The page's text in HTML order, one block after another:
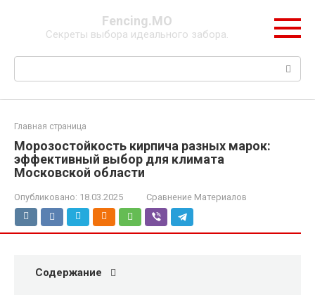
Fencing.МО
Секреты выбора идеального забора.
Поиск:
Главная страница
Морозостойкость кирпича разных марок:
эффективный выбор для климата
Московской области
Опубликовано: 18.03.2025 Сравнение Материалов
Содержание